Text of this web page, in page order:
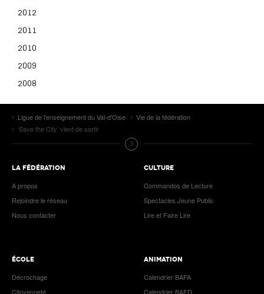
2012
2011
2010
2009
2008
Ligue de l'enseignement du Val-d'Oise
Vie de la fédération
‘Save the City’ vient de sortir
LA FÉDÉRATION
A propos
Rejoindre le réseau
Nous contacter
CULTURE
Commandos de Lecture
Spectacles Jeune Public
Lire et Faire Lire
ÉCOLE
Décrochage
Citoyenneté
ANIMATION
Calendrier BAFA
Calendrier BAFD